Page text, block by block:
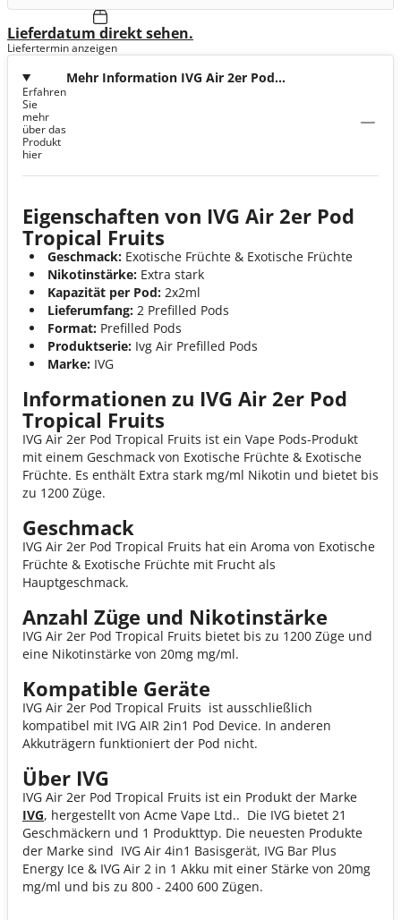
Lieferdatum direkt sehen.
Liefertermin anzeigen
Mehr Information IVG Air 2er Pod
Erfahren
Sie
mehr
über das
Produkt
hier
Eigenschaften von IVG Air 2er Pod
Tropical Fruits
Geschmack: Exotische Früchte & Exotische Früchte
Nikotinstärke: Extra stark
Kapazität per Pod: 2x2ml
Lieferumfang: 2 Prefilled Pods
Format: Prefilled Pods
Produktserie: Ivg Air Prefilled Pods
Marke: IVG
Informationen zu IVG Air 2er Pod
Tropical Fruits
IVG Air 2er Pod Tropical Fruits ist ein Vape Pods-Produkt
mit einem Geschmack von Exotische Früchte & Exotische
Früchte. Es enthält Extra stark mg/ml Nikotin und bietet bis
zu 1200 Züge.
Geschmack
IVG Air 2er Pod Tropical Fruits hat ein Aroma von Exotische
Früchte & Exotische Früchte mit Frucht als
Hauptgeschmack.
Anzahl Züge und Nikotinstärke
IVG Air 2er Pod Tropical Fruits bietet bis zu 1200 Züge und
eine Nikotinstärke von 20mg mg/ml.
Kompatible Geräte
IVG Air 2er Pod Tropical Fruits ist ausschließlich
kompatibel mit IVG AIR 2in1 Pod Device. In anderen
Akkuträgern funktioniert der Pod nicht.
Über IVG
IVG Air 2er Pod Tropical Fruits ist ein Produkt der Marke
IVG, hergestellt von Acme Vape Ltd.. Die IVG bietet 21
Geschmäckern und 1 Produkttyp. Die neuesten Produkte
der Marke sind IVG Air 4in1 Basisgerät, IVG Bar Plus
Energy Ice & IVG Air 2 in 1 Akku mit einer Stärke von 20mg
mg/ml und bis zu 800 - 2400 600 Zügen.